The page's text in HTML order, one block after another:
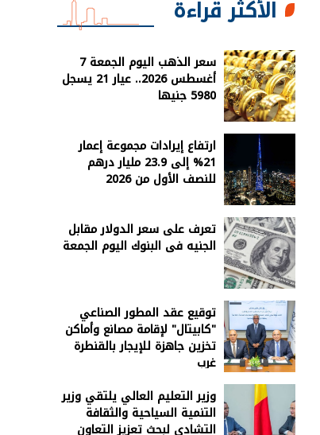
الأكثر قراءة
سعر الذهب اليوم الجمعة 7
أغسطس 2026.. عيار 21 يسجل
5980 جنيها
ارتفاع إيرادات مجموعة إعمار
21% إلى 23.9 مليار درهم
للنصف الأول من 2026
تعرف على سعر الدولار مقابل
الجنيه فى البنوك اليوم الجمعة
توقيع عقد المطور الصناعي
"كابيتال" لإقامة مصانع وأماكن
تخزين جاهزة للإيجار بالقنطرة
غرب
وزير التعليم العالي يلتقي وزير
التنمية السياحية والثقافة
التشادي لبحث تعزيز التعاون